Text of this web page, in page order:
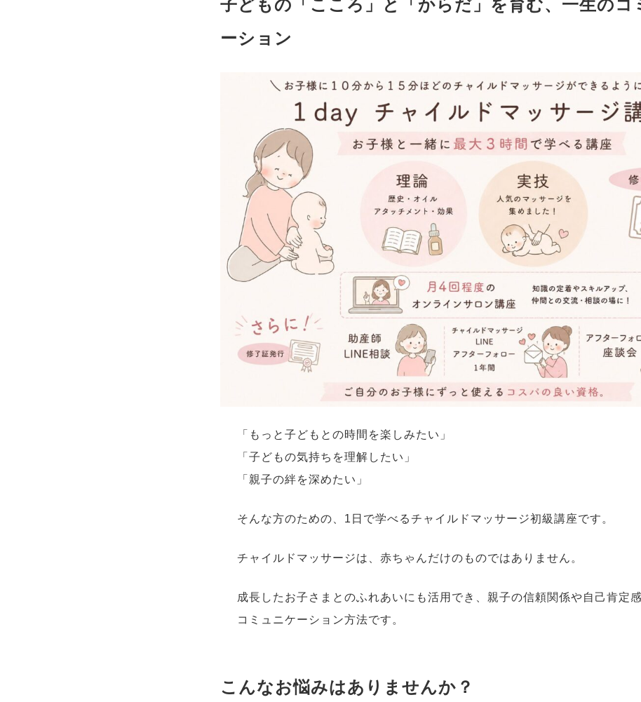
子どもの「こころ」と「からだ」を育む、一生のコ
ーション
「もっと子どもとの時間を楽しみたい」
「子どもの気持ちを理解したい」
「親子の絆を深めたい」
そんな方のための、1日で学べるチャイルドマッサージ初級講座です。
チャイルドマッサージは、赤ちゃんだけのものではありません。
成長したお子さまとのふれあいにも活用でき、親子の信頼関係や自己肯定
コミュニケーション方法です。
こんなお悩みはありませんか？